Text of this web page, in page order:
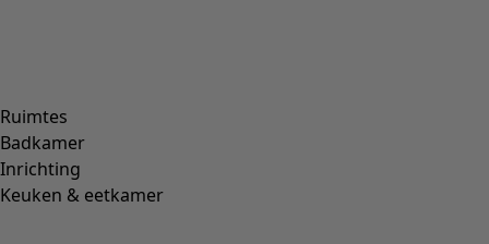
Ruimtes
Badkamer
Inrichting
Keuken & eetkamer